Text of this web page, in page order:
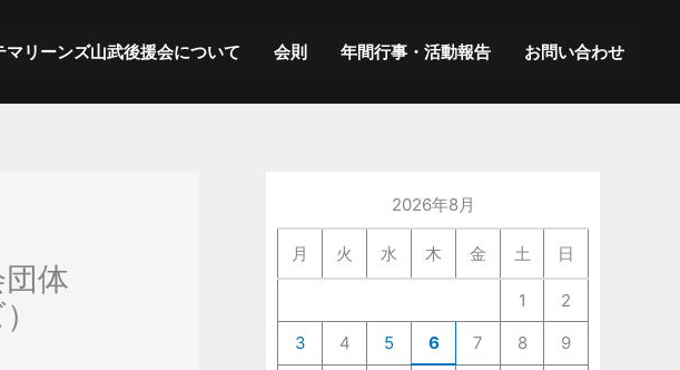
マリーンズ山武後援会について 会則 年間行事・活動報告 お問い合わせ
体
2026年8月
月 火 水 木 金 土 日
1
2
3
4 5 6 7 8 9
ー